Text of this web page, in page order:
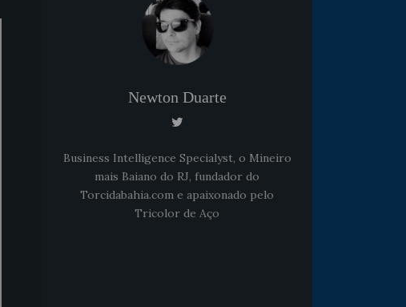
Newton Duarte
Business Intelligence Specialyst, o Mineiro
mais Baiano do RJ, fundador do
Torcidabahia.com e apaixonado pelo
Tricolor de Aço